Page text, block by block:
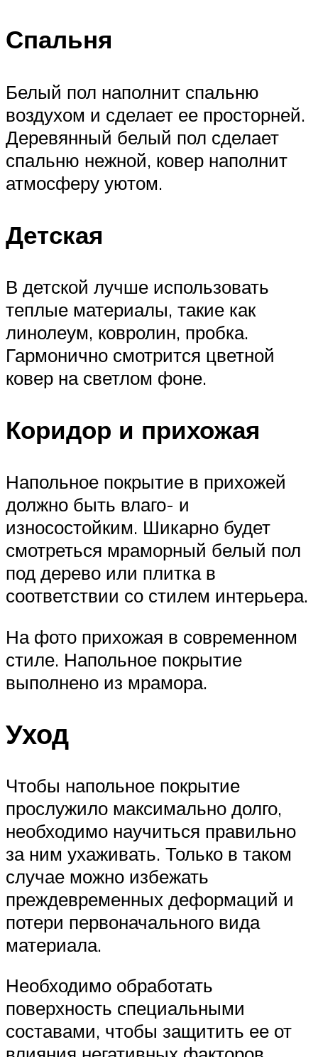
Спальня
Белый пол наполнит спальню
воздухом и сделает ее просторней.
Деревянный белый пол сделает
спальню нежной, ковер наполнит
атмосферу уютом.
Детская
В детской лучше использовать
теплые материалы, такие как
линолеум, ковролин, пробка.
Гармонично смотрится цветной
ковер на светлом фоне.
Коридор и прихожая
Напольное покрытие в прихожей
должно быть влаго- и
износостойким. Шикарно будет
смотреться мраморный белый пол
под дерево или плитка в
соответствии со стилем интерьера.
На фото прихожая в современном
стиле. Напольное покрытие
выполнено из мрамора.
Уход
Чтобы напольное покрытие
прослужило максимально долго,
необходимо научиться правильно
за ним ухаживать. Только в таком
случае можно избежать
преждевременных деформаций и
потери первоначального вида
материала.
Необходимо обработать
поверхность специальными
составами, чтобы защитить ее от